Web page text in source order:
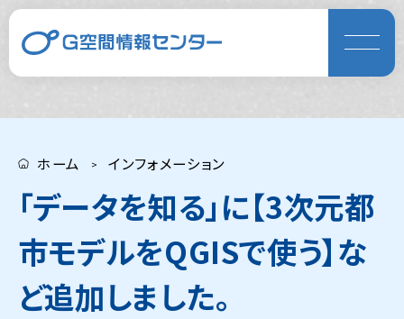
ホーム インフォメーション
「データを知る」に【3次元都
市モデルをQGISで使う】な
ど追加しました。